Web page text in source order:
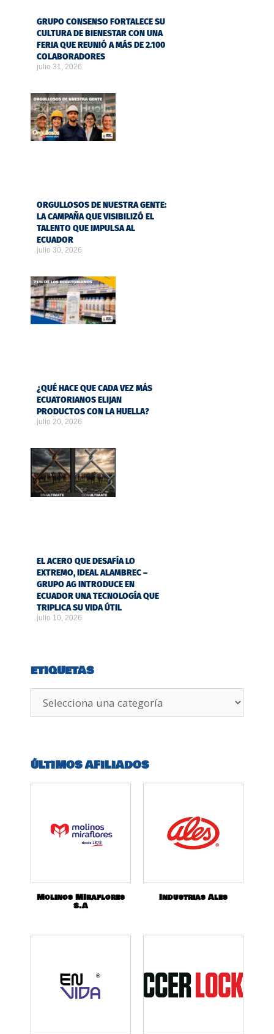
GRUPO CONSENSO FORTALECE SU
CULTURA DE BIENESTAR CON UNA
FERIA QUE REUNIÓ A MÁS DE 2.100
COLABORADORES
julio 31, 2026
ORGULLOSOS DE NUESTRA GENTE:
LA CAMPAÑA QUE VISIBILIZÓ EL
TALENTO QUE IMPULSA AL
ECUADOR
julio 30, 2026
¿QUÉ HACE QUE CADA VEZ MÁS
ECUATORIANOS ELIJAN
PRODUCTOS CON LA HUELLA?
julio 20, 2026
EL ACERO QUE DESAFÍA LO
EXTREMO, IDEAL ALAMBREC –
GRUPO AG INTRODUCE EN
ECUADOR UNA TECNOLOGÍA QUE
TRIPLICA SU VIDA ÚTIL
julio 10, 2026
ETIQUETAS
ÚLTIMOS AFILIADOS
Molinos MIraflores
S.A
Industrias Ales